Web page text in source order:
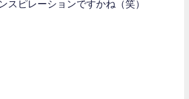
スピレーションですかね（笑）